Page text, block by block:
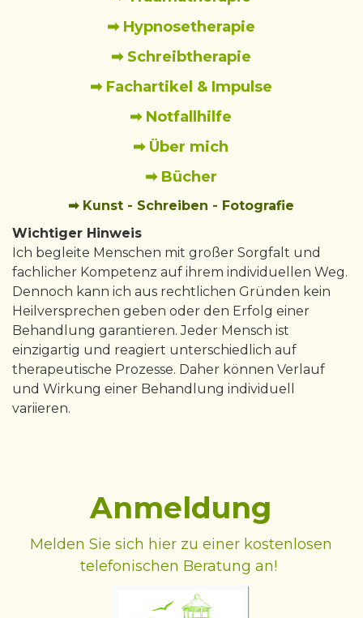
➡ Hypnosetherapie
➡ Schreibtherapie
➡ Fachartikel & Impulse
➡ Notfallhilfe
➡ Über mich
➡ Bücher
➡ Kunst - Schreiben - Fotografie
Wichtiger Hinweis
Ich begleite Menschen mit großer Sorgfalt und
fachlicher Kompetenz auf ihrem individuellen Weg.
Dennoch kann ich aus rechtlichen Gründen kein
Heilversprechen geben oder den Erfolg einer
Behandlung garantieren. Jeder Mensch ist
einzigartig und reagiert unterschiedlich auf
therapeutische Prozesse. Daher können Verlauf
und Wirkung einer Behandlung individuell
variieren.
Anmeldung
Melden Sie sich hier zu einer kostenlosen
telefonischen Beratung an!